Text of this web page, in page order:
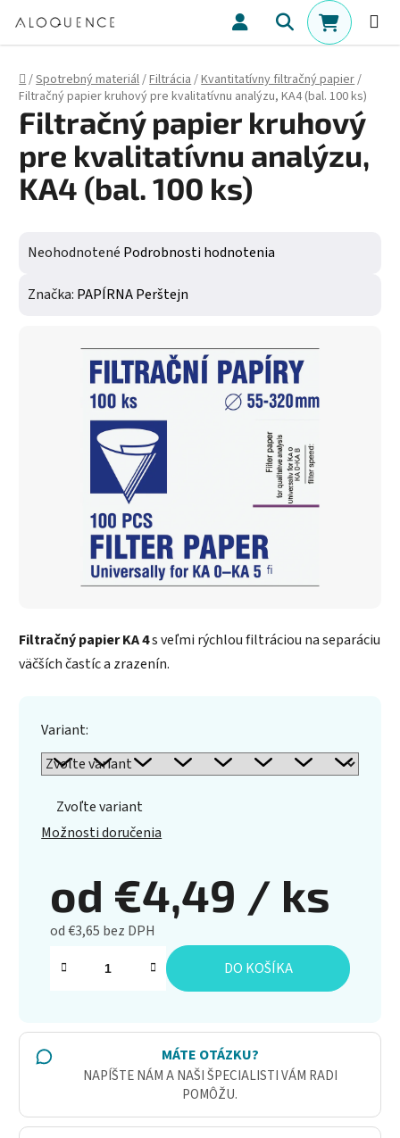
Hľadať
Domov
/Spotrebný materiál/Filtrácia/Kvantitatívny filtračný papier/
Filtračný papier kruhový pre kvalitatívnu analýzu, KA4 (bal. 100 ks)
Filtračný papier KA 4s veľmi rýchlou filtráciou na separáciu
väčších častíc a zrazenín.
Variant:
Zvoľte variant
Možnosti doručenia
od €4,49 / ks
od€3,65 bez DPH
Jednotková cena:
DO KOŠÍKA
MÁTE OTÁZKU?
NAPÍŠTE NÁM A NAŠI ŠPECIALISTI VÁM RADI
POMÔŽU.
Filtračný papier kruhový
pre kvalitatívnu analýzu,
KA4 (bal. 100 ks)
Priemerné hodnotenie produktu je 0,0 z 5 hviezdičiek.
Neohodnotené Podrobnosti hodnotenia
Značka: PAPÍRNA Perštejn